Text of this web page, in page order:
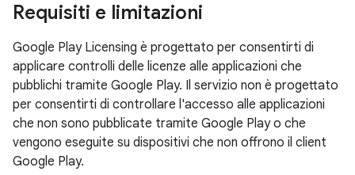
Requisiti e limitazioni
Google Play Licensing è progettato per consentirti di
applicare controlli delle licenze alle applicazioni che
pubblichi tramite Google Play. Il servizio non è progettato
per consentirti di controllare l'accesso alle applicazioni
che non sono pubblicate tramite Google Play o che
vengono eseguite su dispositivi che non offrono il client
Google Play.